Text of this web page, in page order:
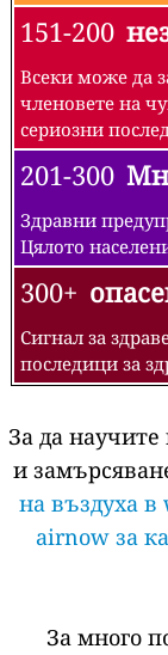
151-200
Всеки може да
членовете на
сериозни
201-300
Здравни
Цялото
300+
Сигнал за
последици за
За да научите
и
на въздуха
airnow за
За много